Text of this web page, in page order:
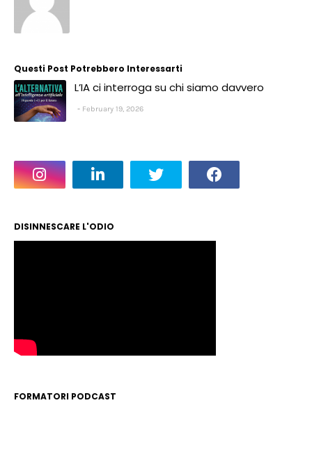
Questi Post Potrebbero Interessarti
L’IA ci interroga su chi siamo davvero
February 19, 2026
DISINNESCARE L'ODIO
FORMATORI PODCAST